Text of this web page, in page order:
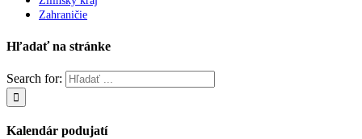
Zahraničie
Hľadať na stránke
Search for:
Kalendár podujatí